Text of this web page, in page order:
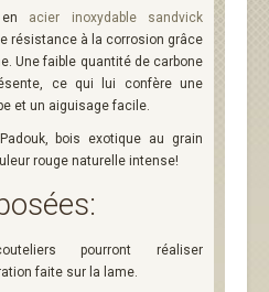
acier inoxydable sandvick
résistance à la corrosion grâce
Une faible quantité de carbone
ce qui lui confère une
et un aiguisage facile.
bois exotique au grain
rouge naturelle intense!
pourront réaliser
faite sur la lame.